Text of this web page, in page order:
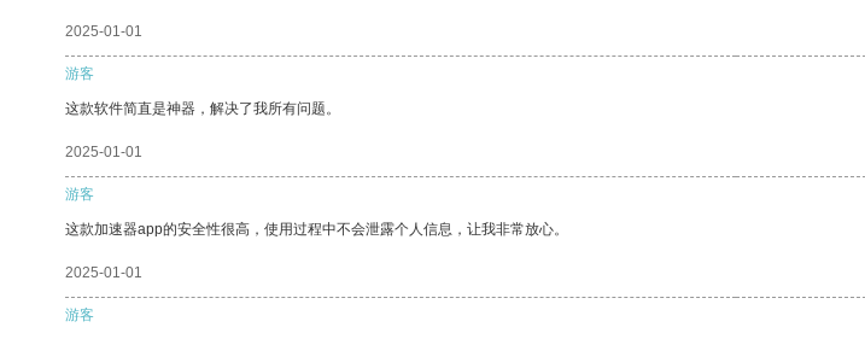
2025-01-01
游客
这款软件简直是神器，解决了我所有问题。
2025-01-01
游客
这款加速器app的安全性很高，使用过程中不会泄露个人信息，让我非常放心。
2025-01-01
游客